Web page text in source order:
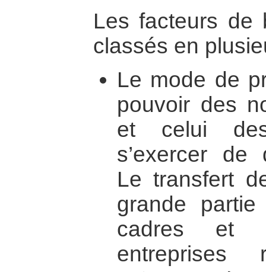
Les facteurs de
classés en
Le mode de
pouvoir des
et celui
s’exercer de
Le transfert
grande
cadres et